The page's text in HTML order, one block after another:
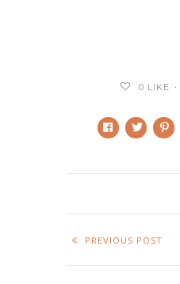
0 LIKE
PREVIOUS POST